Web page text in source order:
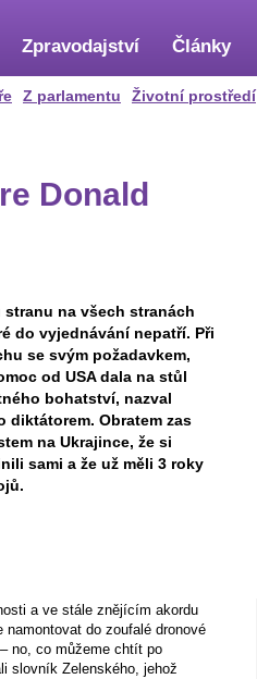
Z parlamentu Životní prostředí
Zpravodajství Články
Donald
stranu na všech stranách
do vyjednávání nepatří. Při
se svým požadavkem,
od USA dala na stůl
bohatství, nazval
diktátorem. Obratem zas
na Ukrajince, že si
sami a že už měli 3 roky
a ve stále znějícím akordu
do zoufalé dronové
no, co můžeme chtít po
slovník Zelenského, jehož